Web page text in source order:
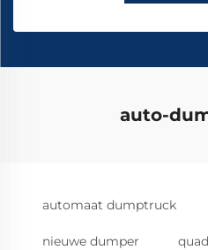
auto-
automaat dumptruck
nieuwe dumper